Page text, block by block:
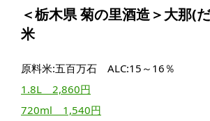
＜栃木県 菊の里酒造＞大那(
米
原料米:五百万石 ALC:15～16％
1.8L 2,860円
720ml 1,540円